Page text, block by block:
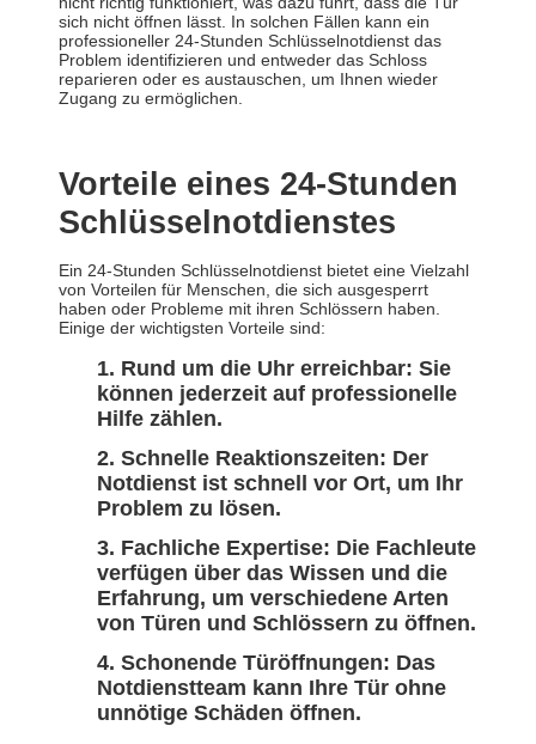
sich nicht öffnen lässt. In solchen Fällen kann ein
professioneller 24-Stunden Schlüsselnotdienst das
Problem identifizieren und entweder das Schloss
reparieren oder es austauschen, um Ihnen wieder
Zugang zu ermöglichen.
Vorteile eines 24-Stunden
Schlüsselnotdienstes
Ein 24-Stunden Schlüsselnotdienst bietet eine Vielzahl
von Vorteilen für Menschen, die sich ausgesperrt
haben oder Probleme mit ihren Schlössern haben.
Einige der wichtigsten Vorteile sind:
Rund um die Uhr erreichbar: Sie
können jederzeit auf professionelle
Hilfe zählen.
Schnelle Reaktionszeiten: Der
Notdienst ist schnell vor Ort, um Ihr
Problem zu lösen.
Fachliche Expertise: Die Fachleute
verfügen über das Wissen und die
Erfahrung, um verschiedene Arten
von Türen und Schlössern zu öffnen.
Schonende Türöffnungen: Das
Notdienstteam kann Ihre Tür ohne
unnötige Schäden öffnen.